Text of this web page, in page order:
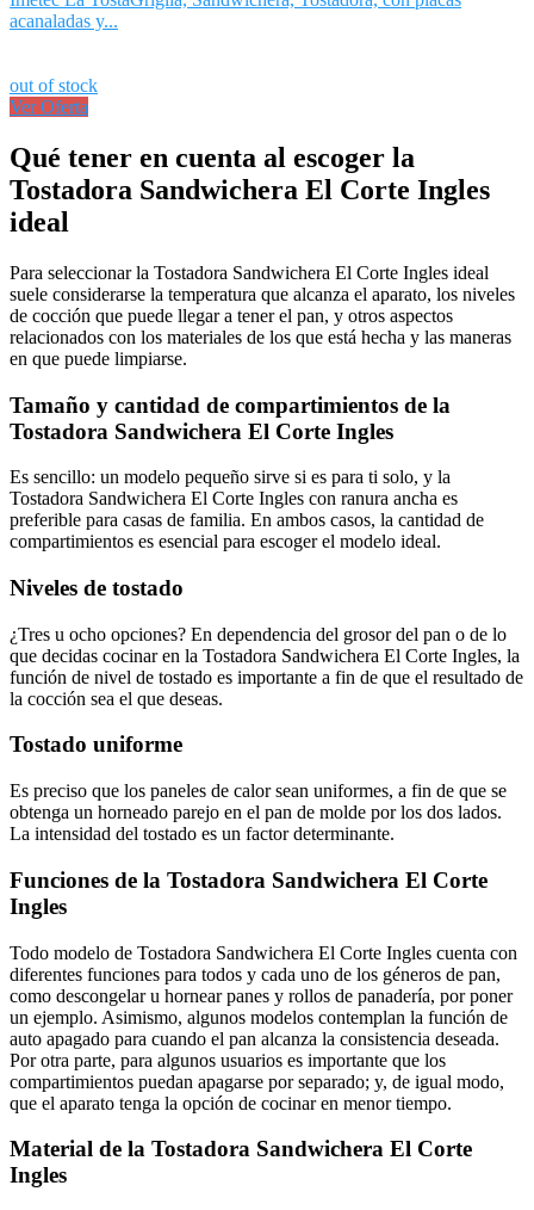
acanaladas y...
out of stock
Ver Oferta
Qué tener en cuenta al escoger la
Tostadora Sandwichera El Corte Ingles
ideal
Para seleccionar la Tostadora Sandwichera El Corte Ingles ideal
suele considerarse la temperatura que alcanza el aparato, los niveles
de cocción que puede llegar a tener el pan, y otros aspectos
relacionados con los materiales de los que está hecha y las maneras
en que puede limpiarse.
Tamaño y cantidad de compartimientos de la
Tostadora Sandwichera El Corte Ingles
Es sencillo: un modelo pequeño sirve si es para ti solo, y la
Tostadora Sandwichera El Corte Ingles con ranura ancha es
preferible para casas de familia. En ambos casos, la cantidad de
compartimientos es esencial para escoger el modelo ideal.
Niveles de tostado
¿Tres u ocho opciones? En dependencia del grosor del pan o de lo
que decidas cocinar en la Tostadora Sandwichera El Corte Ingles, la
función de nivel de tostado es importante a fin de que el resultado de
la cocción sea el que deseas.
Tostado uniforme
Es preciso que los paneles de calor sean uniformes, a fin de que se
obtenga un horneado parejo en el pan de molde por los dos lados.
La intensidad del tostado es un factor determinante.
Funciones de la Tostadora Sandwichera El Corte
Ingles
Todo modelo de Tostadora Sandwichera El Corte Ingles cuenta con
diferentes funciones para todos y cada uno de los géneros de pan,
como descongelar u hornear panes y rollos de panadería, por poner
un ejemplo. Asimismo, algunos modelos contemplan la función de
auto apagado para cuando el pan alcanza la consistencia deseada.
Por otra parte, para algunos usuarios es importante que los
compartimientos puedan apagarse por separado; y, de igual modo,
que el aparato tenga la opción de cocinar en menor tiempo.
Material de la Tostadora Sandwichera El Corte
Ingles